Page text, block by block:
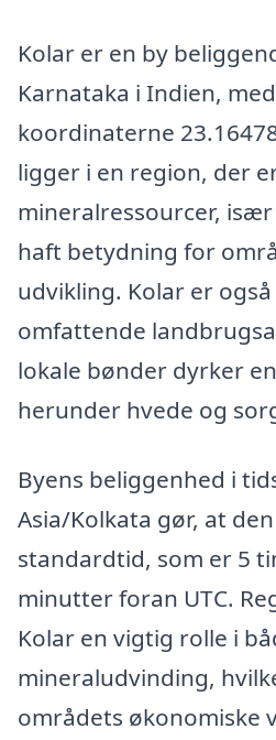
Kolar er en by
Karnataka i Indien, med
koordinaterne
ligger i en region, der
mineralressourcer,
haft betydning for
udvikling. Kolar er
omfattende
lokale bønder dyrker
herunder hvede og
Byens beliggenhed i
Asia/Kolkata gør, at
standardtid, som er 5
minutter foran UTC.
Kolar en vigtig rolle i
mineraludvinding,
områdets økonomiske